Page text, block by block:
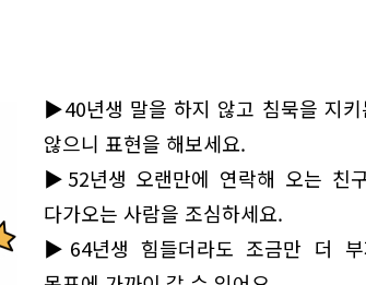
▶40년생 말을 하지 않고 침묵을 지키
않으니 표현을 해보세요.
▶52년생 오랜만에 연락해 오는 친
다가오는 사람을 조심하세요.
▶64년생 힘들더라도 조금만 더 부